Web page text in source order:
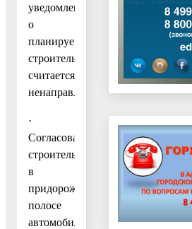
уведомление
о
планируемом
строительстве
считается
ненаправленным.
·
Согласование
строительства
в
придорожной
полосе
автомобильной